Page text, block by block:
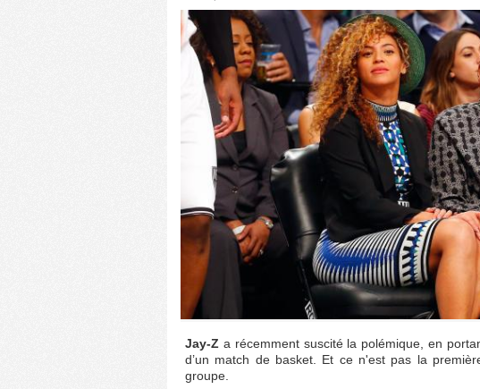
Jay-Z a récemment suscité la polémique, en
d’un match de basket. Et ce n'est pas la
groupe.